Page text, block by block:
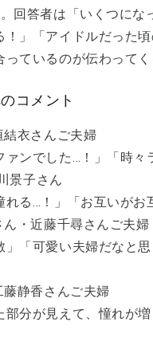
回答者は「いくつに
！」「アイドルだった
ているのが伝わって
コメント
衣さんご夫婦
ァンでした…！」「時
景子さん
れる…！」「お互いがお
・近藤千尋さんご夫婦
」「可愛い夫婦だなと
静香さんご夫婦
部分が見えて、憧れが